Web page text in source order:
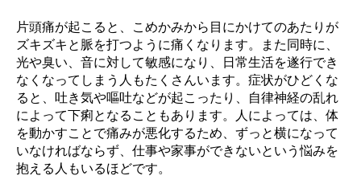
片頭痛が起こると、こめかみから目にかけてのあたりが
ズキズキと脈を打つように痛くなります。また同時に、
光や臭い、音に対して敏感になり、日常生活を遂行でき
なくなってしまう人もたくさんいます。症状がひどくな
ると、吐き気や嘔吐などが起こったり、自律神経の乱れ
によって下痢となることもあります。人によっては、体
を動かすことで痛みが悪化するため、ずっと横になって
いなければならず、仕事や家事ができないという悩みを
抱える人もいるほどです。